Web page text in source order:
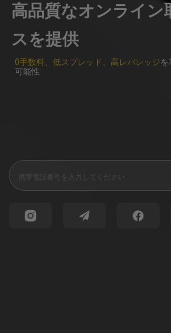
高品質なオンライン
スを提供
0手数料、低スプレッド、高レバレッジを
可能性